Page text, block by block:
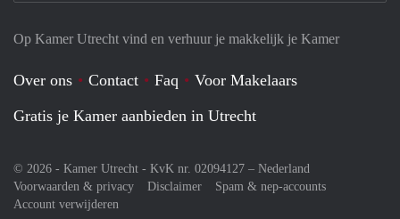
Op Kamer Utrecht vind en verhuur je makkelijk je Kamer
Over ons Contact Faq
Voor Makelaars
Gratis je Kamer aanbieden in Utrecht
© 2026 - Kamer Utrecht - KvK nr. 02094127 – Nederland
Voorwaarden & privacy
Disclaimer
Spam & nep-accounts
Account verwijderen